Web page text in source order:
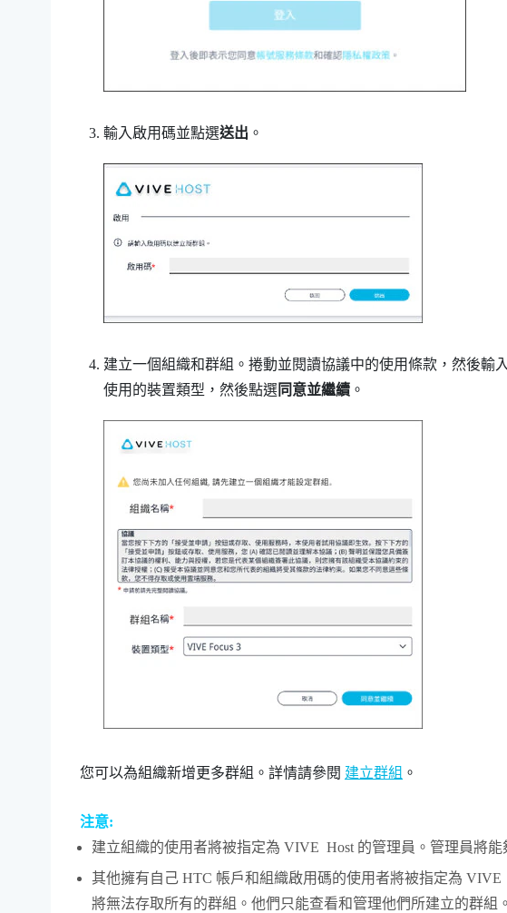
輸入啟用碼並點選送出 。
建立一個組織和群組。捲動並閱讀協議中的使用條款，然後輸
使用的裝置類型，然後點選同意並繼續。
您可以為組織新增更多群組。詳情請參閱 建立群組 。
注意:
建立組織的使用者將被指定為 VIVE Host的管理員。管理員將能
其他擁有自己 HTC 帳戶和組織啟用碼的使用者將被指定為 VIVE
將無法存取所有的群組。他們只能查看和管理他們所建立的群組。